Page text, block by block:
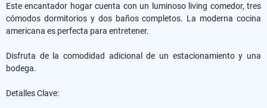
Este encantador hogar cuenta con un luminoso living comedor, tres
cómodos dormitorios y dos baños completos. La moderna cocina
americana es perfecta para entretener.
Disfruta de la comodidad adicional de un estacionamiento y una
bodega.
Detalles Clave: